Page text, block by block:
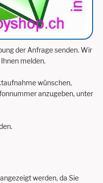
der Anfrage senden. Wir
melden.
wünschen,
anzugeben, unter
werden, da Sie